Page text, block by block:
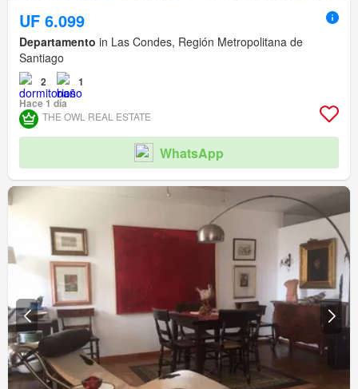
UF 6.099
Departamento in Las Condes, Región Metropolitana de
Santiago
2
1
Hace 1 día
THE OWL REAL ESTATE
WhatsApp